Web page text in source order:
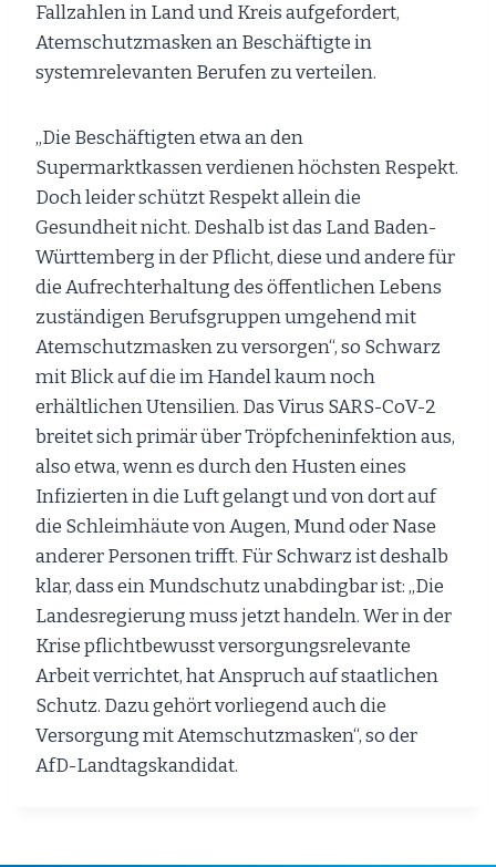
Fallzahlen in Land und Kreis aufgefordert,
Atemschutzmasken an Beschäftigte in
systemrelevanten Berufen zu verteilen.
„Die Beschäftigten etwa an den
Supermarktkassen verdienen höchsten Respekt.
Doch leider schützt Respekt allein die
Gesundheit nicht. Deshalb ist das Land Baden-
Württemberg in der Pflicht, diese und andere für
die Aufrechterhaltung des öffentlichen Lebens
zuständigen Berufsgruppen umgehend mit
Atemschutzmasken zu versorgen“, so Schwarz
mit Blick auf die im Handel kaum noch
erhältlichen Utensilien. Das Virus SARS-CoV-2
breitet sich primär über Tröpfcheninfektion aus,
also etwa, wenn es durch den Husten eines
Infizierten in die Luft gelangt und von dort auf
die Schleimhäute von Augen, Mund oder Nase
anderer Personen trifft. Für Schwarz ist deshalb
klar, dass ein Mundschutz unabdingbar ist: „Die
Landesregierung muss jetzt handeln. Wer in der
Krise pflichtbewusst versorgungsrelevante
Arbeit verrichtet, hat Anspruch auf staatlichen
Schutz. Dazu gehört vorliegend auch die
Versorgung mit Atemschutzmasken“, so der
AfD-Landtagskandidat.